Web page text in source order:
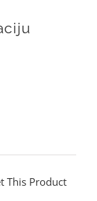
This Product